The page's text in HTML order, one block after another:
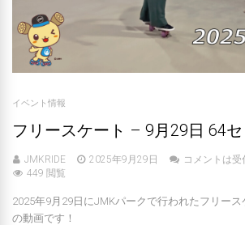
イベント情報
フリースケート – 9月29日 64
JMKRIDE 2025年9月29日
コメントは
449 閲覧
2025年9月29日にJMKパークで行われたフリー
の動画です！